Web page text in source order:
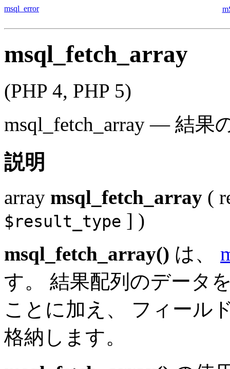
msql_error
msql_fetch_array
(PHP 4, PHP 5)
msql_fetch_array — 結果
説明
array msql_fetch_array (
$result_type ] )
msql_fetch_array() は、
す。 結果配列のデータ
ことに加え、 フィール
格納します。